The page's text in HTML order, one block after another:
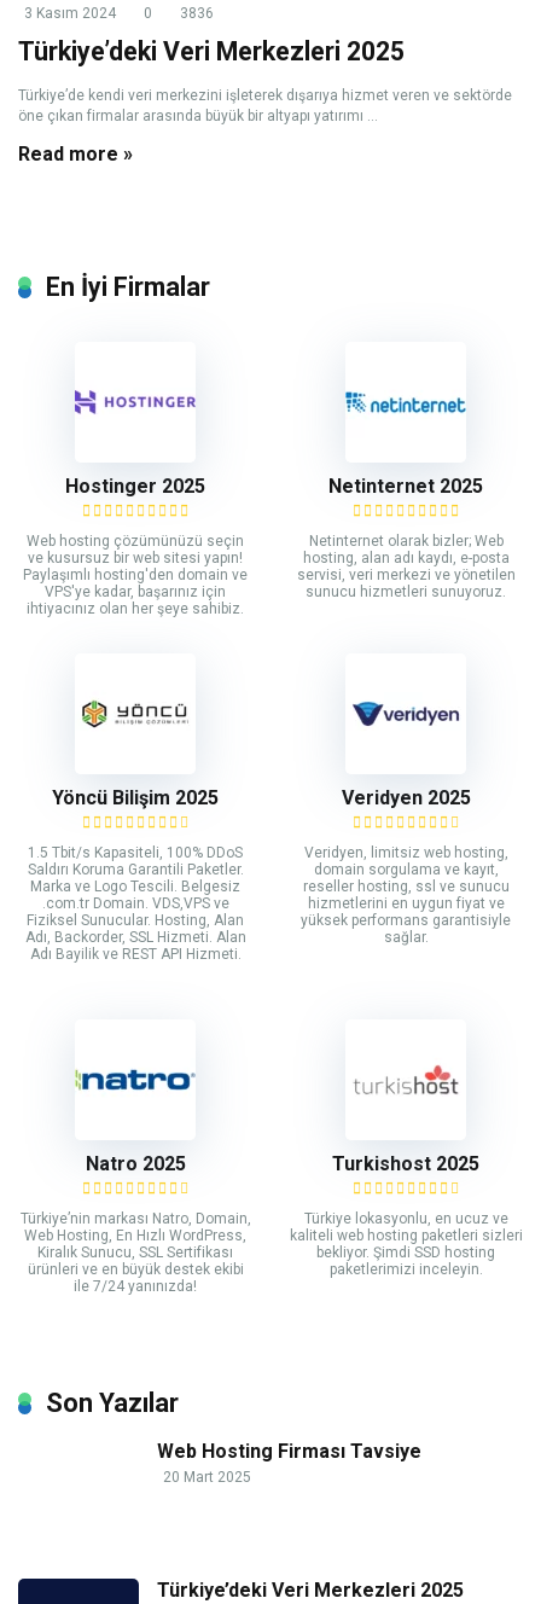
3 Kasım 2024 0 3836
Türkiye’deki Veri Merkezleri 2025
Türkiye’de kendi veri merkezini işleterek dışarıya hizmet veren ve sektörde
öne çıkan firmalar arasında büyük bir altyapı yatırımı ...
Read more »
En İyi Firmalar
Hostinger 2025
Web hosting çözümünüzü seçin
ve kusursuz bir web sitesi yapın!
Paylaşımlı hosting'den domain ve
VPS'ye kadar, başarınız için
ihtiyacınız olan her şeye sahibiz.
Netinternet 2025
Netinternet olarak bizler; Web
hosting, alan adı kaydı, e-posta
servisi, veri merkezi ve yönetilen
sunucu hizmetleri sunuyoruz.
Yöncü Bilişim 2025
1.5 Tbit/s Kapasiteli, 100% DDoS
Saldırı Koruma Garantili Paketler.
Marka ve Logo Tescili. Belgesiz
.com.tr Domain. VDS,VPS ve
Fiziksel Sunucular. Hosting, Alan
Adı, Backorder, SSL Hizmeti. Alan
Adı Bayilik ve REST API Hizmeti.
Veridyen 2025
Veridyen, limitsiz web hosting,
domain sorgulama ve kayıt,
reseller hosting, ssl ve sunucu
hizmetlerini en uygun fiyat ve
yüksek performans garantisiyle
sağlar.
Natro 2025
Türkiye’nin markası Natro, Domain,
Web Hosting, En Hızlı WordPress,
Kiralık Sunucu, SSL Sertifikası
ürünleri ve en büyük destek ekibi
ile 7/24 yanınızda!
Turkishost 2025
Türkiye lokasyonlu, en ucuz ve
kaliteli web hosting paketleri sizleri
bekliyor. Şimdi SSD hosting
paketlerimizi inceleyin.
Son Yazılar
Web Hosting Firması Tavsiye
20 Mart 2025
Türkiye’deki Veri Merkezleri 2025